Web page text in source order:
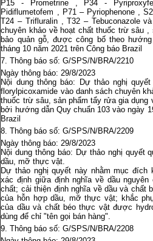
P15 - Prometrine , P34 -
Pidiflumetofem , P71 – Pyriophenone ,
T24 – Trifluralin , T32 – Tebuconazole
chuyên khảo về hoạt chất thuốc trừ sâu
bảo quản gỗ, được công bố theo
tháng 10 năm 2021 trên Công báo Brazil
Thông báo số: G/SPS/N/BRA/2210
Ngày thông báo: 29/8/2023
Nội dung thông báo: Dự thảo nghị
florylpicoxamide vào danh sách chuyên
thuốc trừ sâu, sản phẩm tẩy rửa gia
bởi hướng dẫn Quy chuẩn 103 vào ngày
Brazil
Thông báo số: G/SPS/N/BRA/2209
Ngày thông báo: 29/8/2023
Nội dung thông báo: Dự thảo nghị quyết
dầu, mỡ thực vật.
Dự thảo nghị quyết này nhằm mục
xác định giữa định nghĩa về dầu
chất; cải thiện định nghĩa về dầu và chất
của hỗn hợp dầu, mỡ thực vật; khắc
của dầu và chất béo thực vật được
dùng để chỉ "tên gọi bán hàng".
Thông báo số: G/SPS/N/BRA/2208